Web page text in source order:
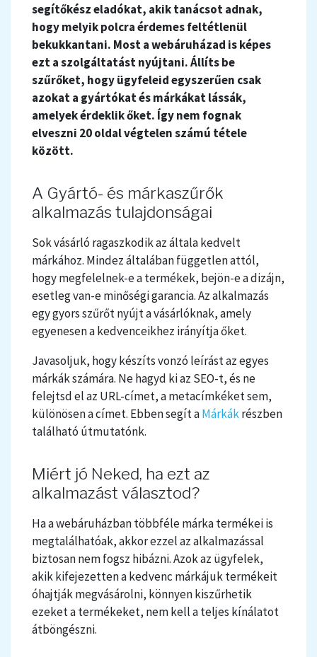
segítőkész eladókat, akik tanácsot adnak,
hogy melyik polcra érdemes feltétlenül
bekukkantani. Most a webáruházad is képes
ezt a szolgáltatást nyújtani. Állíts be
szűrőket, hogy ügyfeleid egyszerűen csak
azokat a gyártókat és márkákat lássák,
amelyek érdeklik őket. Így nem fognak
elveszni 20 oldal végtelen számú tétele
között.
A Gyártó- és márkaszűrők
alkalmazás tulajdonságai
Sok vásárló ragaszkodik az általa kedvelt
márkához. Mindez általában független attól,
hogy megfelelnek-e a termékek, bejön-e a dizájn,
esetleg van-e minőségi garancia. Az alkalmazás
egy gyors szűrőt nyújt a vásárlóknak, amely
egyenesen a kedvenceikhez irányítja őket.
Javasoljuk, hogy készíts vonzó leírást az egyes
márkák számára. Ne hagyd ki az SEO-t, és ne
felejtsd el az URL-címet, a metacímkéket sem,
különösen a címet. Ebben segít aMárkákrészben
található útmutatónk.
Miért jó Neked, ha ezt az
alkalmazást választod?
Ha a webáruházban többféle márka termékei is
megtalálhatóak, akkor ezzel az alkalmazással
biztosan nem fogsz hibázni. Azok az ügyfelek,
akik kifejezetten a kedvenc márkájuk termékeit
óhajtják megvásárolni, könnyen kiszűrhetik
ezeket a termékeket, nem kell a teljes kínálatot
átböngészni.